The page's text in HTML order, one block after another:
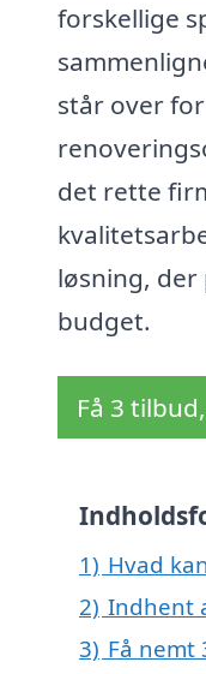
forskellige
står over
det rette
løsning, der
budget.
Få 3
1) Hvad
2) Indhent
3) Få